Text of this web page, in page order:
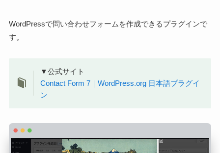
WordPressで問い合わせフォームを作成できるプラグインで
す。
▼公式サイト
Contact Form 7｜WordPress.org 日本語プラグイ
ン